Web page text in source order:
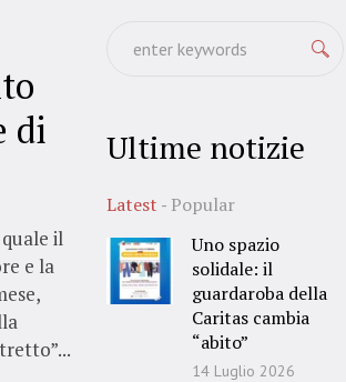
di
il
e la
Ultime notizie
Latest
Popular
Uno spazio
solidale: il
guardaroba della
Caritas cambia
“abito”
14 Luglio 2026